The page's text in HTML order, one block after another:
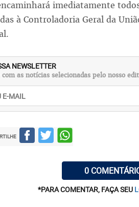
imediatamente
à Controladoria Geral da
NEWSLETTER
com as notícias selecionadas pelo nosso
0
*PARA COMENTAR, FAÇA SEU